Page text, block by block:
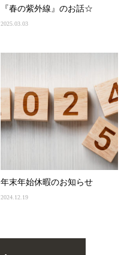
『春の紫外線』のお話☆
2025.03.03
年末年始休暇のお知らせ
2024.12.19